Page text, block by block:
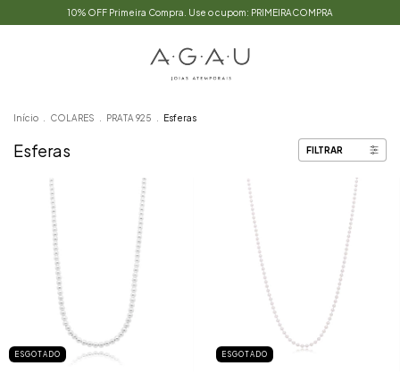
10% OFF Primeira Compra. Use o cupom: PRIMEIRACOMPRA
Início COLARES PRATA 925 Esferas
Esferas FILTRAR
ESGOTADO ESGOTADO